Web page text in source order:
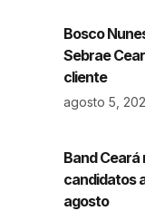
Bosco
Sebrae
cliente
agosto 5,
Band
candidatos
agosto